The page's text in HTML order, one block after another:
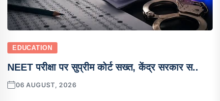
EDUCATION
NEET परीक्षा पर सुप्रीम कोर्ट सख्त, केंद्र सरकार स..
06 AUGUST, 2026